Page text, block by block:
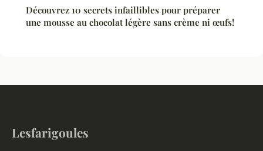
Découvrez 10 secrets infaillibles pour préparer
une mousse au chocolat légère sans crème ni œufs!
Lesfarigoules